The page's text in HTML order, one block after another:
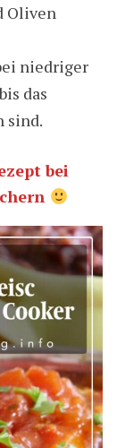
Oliven
niedriger
das
sind.
bei